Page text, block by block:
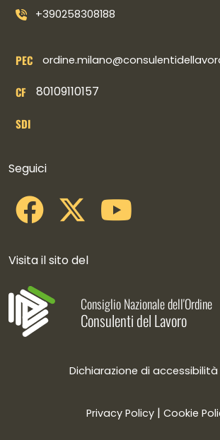
+390258308188
PEC
CF 80109110157
SDI
Seguici
Visita il sito del
Consiglio Nazionale dell'Ordine
Consulenti del Lavoro
Dichiarazione di accessibilità
Privacy Policy | Cookie